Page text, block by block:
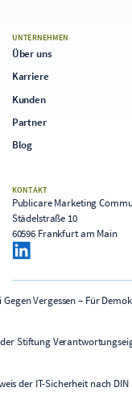
UNTERNEHMEN
Über uns
Karriere
Kunden
Partner
Blog
KONTAKT
Publicare Marketing
Städelstraße 10
60596 Frankfurt am Main